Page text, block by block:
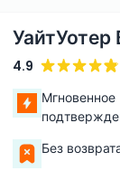
4.9
Мгновенное
Без